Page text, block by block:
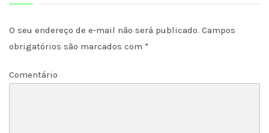
O seu endereço de e-mail não será publicado. Campos
obrigatórios são marcados com *
Comentário